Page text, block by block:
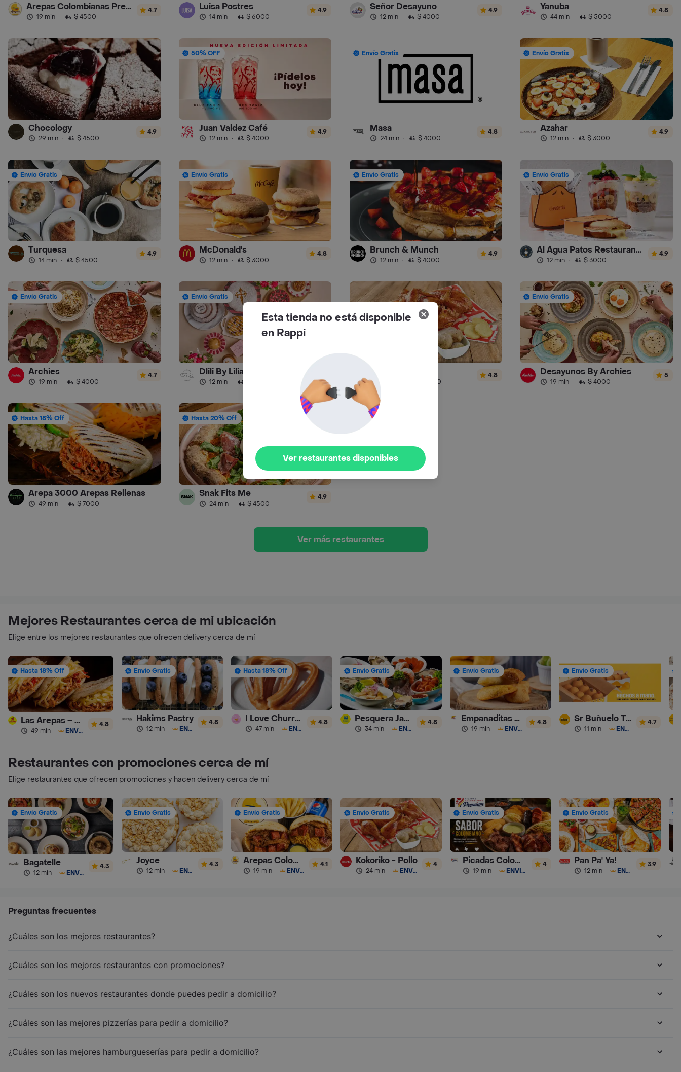
Arepas Colombianas Premium
19 min · $ 4500
4.7 Luisa Postres
14 min · $ 6000
4.9 Señor Desayuno
12 min · $ 4000
4.9 Yanuba
44 min · $ 5000
4.8
Chocology
29 min · $ 4500
4.9
50% OFF
Juan Valdez Café
12 min · $ 4000
4.9
Envío Gratis
Masa
24 min · $ 4000
4.8
Envío Gratis
Azahar
12 min · $ 3000
4.9
Envío Gratis
Turquesa
14 min · $ 4500
4.9
Envío Gratis
McDonald's
12 min · $ 3000
4.8
Envío Gratis
Brunch & Munch
12 min · $ 4000
4.9
Envío Gratis
Al Agua Patos Restaurante - Turbo
12 min · $ 3000
4.9
Envío Gratis
Archies
19 min · $ 4000
4.7
Envío Gratis
Dlili By Liliana Arango
12 min ·
Kokoriko - Pollo
$ 5000
4.8
Envío Gratis
Desayunos By Archies
19 min · $ 4000
5
Hasta 18% Off
Arepa 3000 Arepas Rellenas
49 min · $ 7000
Hasta 20% Off
Snak Fits Me
24 min · $ 4500
4.9
Ver más restaurantes
Mejores Restaurantes cerca de mi ubicación
Elige entre los mejores restaurantes que ofrecen delivery cerca de mí
Hasta 18% Off
Las Arepas – Arepas Rellenas
49 min · ENVÍO GRATIS
4.8
Envío Gratis
Hakims Pastry
12 min · ENVÍO GRATIS
4.8
Hasta 18% Off
I Love Churros 95
47 min · ENVÍO GRATIS
4.8
Envío Gratis
Pesquera Jaramillo
34 min · ENVÍO GRATIS
4.8
Envío Gratis
Empanaditas de Pipian - Empanadas
19 min · ENVÍO GRATIS
4.8
Envío Gratis
Sr Buñuelo Turbo
11 min · ENVÍO GRATIS
4.7
Restaurantes con promociones cerca de mí
Elige restaurantes que ofrecen promociones y hacen delivery cerca de mí
Envío Gratis
Bagatelle
12 min · ENVÍO GRATIS
4.3
Envío Gratis
Joyce
12 min · ENVÍO GRATIS
4.3
Envío Gratis
Arepas Colombianas Premium
19 min · ENVÍO GRATIS
4.1
Envío Gratis
Kokoriko - Pollo
24 min · ENVÍO GRATIS
4
Envío Gratis
Picadas Colombianas Premium
19 min · ENVÍO GRATIS
4
Envío Gratis
Pan Pa' Ya!
12 min · ENVÍO GRATIS
3.9
Preguntas frecuentes
¿Cuáles son los mejores restaurantes?
¿Cuáles son los mejores restaurantes con promociones?
¿Cuáles son los nuevos restaurantes donde puedes pedir a domicilio?
¿Cuáles son las mejores pizzerías para pedir a domicilio?
¿Cuáles son las mejores hamburgueserías para pedir a domicilio?
Esta tienda no está disponible
en Rappi
Ver restaurantes disponibles